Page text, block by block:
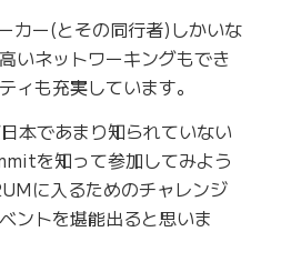
カー(とその同行者)しかいな
いネットワーキングもでき
ィも充実しています。
本であまり知られていない
を知って参加してみよう
に入るためのチャレンジ
ントを堪能出ると思いま